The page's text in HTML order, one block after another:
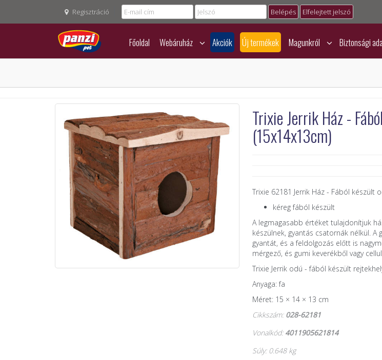
Regisztráció Elfelejtett jelszó
Főoldal Webáruház Akciók Új termékek Magunkról Biztonsági
Trixie Jerrik Ház -
(15x14x13cm)
Trixie 62181 Jerrik Ház - Fából készült
kéreg fából készült
A legmagasabb értéket tulajdonítjuk
készülnek, gyantás csatornák nélkül.
gyantát, és a feldolgozás előtt is
mérgező, és gumi keverékből vagy
Trixie Jerrik odú - fából készült
Anyaga: fa
Méret: 15 × 14 × 13 cm
Cikkszám: 028-62181
Vonalkód: 4011905621814
Súly: 0.648 kg